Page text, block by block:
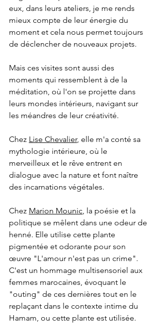
eux, dans leurs ateliers, je me rends
mieux compte de leur énergie du
moment et cela nous permet toujours
de déclencher de nouveaux projets.
Mais ces visites sont aussi des
moments qui ressemblent à de la
méditation, où l'on se projette dans
leurs mondes intérieurs, navigant sur
les méandres de leur créativité.
Chez Lise Chevalier, elle m'a conté sa
mythologie intérieure, où le
merveilleux et le rêve entrent en
dialogue avec la nature et font naître
des incarnations végétales.
Chez Marion Mounic, la poésie et la
politique se mêlent dans une odeur de
henné. Elle utilise cette plante
pigmentée et odorante pour son
œuvre "L'amour n'est pas un crime".
C'est un hommage multisensoriel aux
femmes marocaines, évoquant le
"outing" de ces dernières tout en le
replaçant dans le contexte intime du
Hamam, ou cette plante est utilisée.